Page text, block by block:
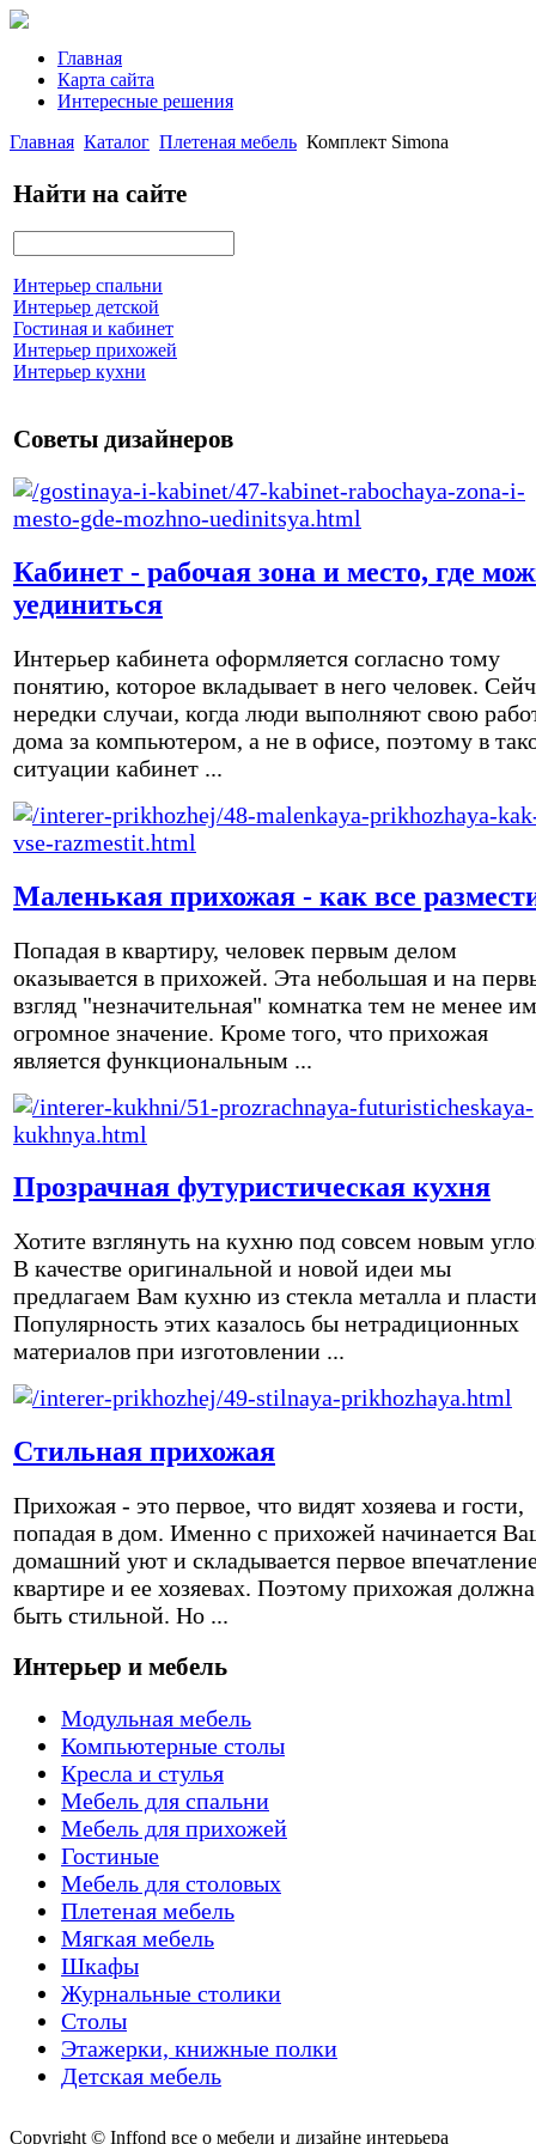
Главная
Карта сайта
Интересные решения
Главная Каталог Плетеная мебель Комплект Simona
Найти на сайте
Интерьер спальни
Интерьер детской
Гостиная и кабинет
Интерьер прихожей
Интерьер кухни
Советы дизайнеров
Кабинет - рабочая зона и место, где
уединиться
Интерьер кабинета оформляется согласно тому
понятию, которое вкладывает в него человек.
нередки случаи, когда люди выполняют свою
дома за компьютером, а не в офисе, поэтому в
ситуации кабинет ...
Маленькая прихожая - как все
Попадая в квартиру, человек первым делом
оказывается в прихожей. Эта небольшая и на
взгляд "незначительная" комнатка тем не менее
огромное значение. Кроме того, что прихожая
является функциональным ...
Прозрачная футуристическая кухня
Хотите взглянуть на кухню под совсем новым
В качестве оригинальной и новой идеи мы
предлагаем Вам кухню из стекла металла и
Популярность этих казалось бы нетрадиционных
материалов при изготовлении ...
Стильная прихожая
Прихожая - это первое, что видят хозяева и гости,
попадая в дом. Именно с прихожей начинается
домашний уют и складывается первое
квартире и ее хозяевах. Поэтому прихожая должна
быть стильной. Но ...
Интерьер и мебель
Модульная мебель
Компьютерные столы
Кресла и стулья
Мебель для спальни
Мебель для прихожей
Гостиные
Мебель для столовых
Плетеная мебель
Мягкая мебель
Шкафы
Журнальные столики
Столы
Этажерки, книжные полки
Детская мебель
Copyright © Inffond все о мебели и дизайне интерьера